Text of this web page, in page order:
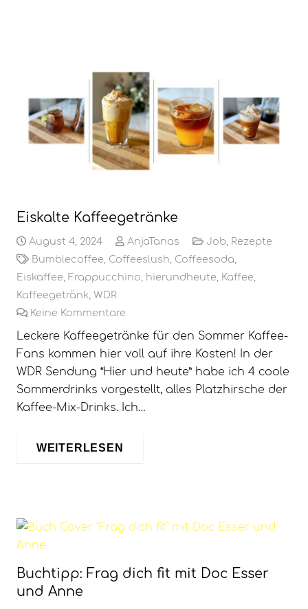
Eiskalte Kaffeegetränke
August 4, 2024 AnjaTanas Job, Rezepte
Bumblecoffee, Coffeeslush, Coffeesoda,
Eiskaffee, Frappucchino, hierundheute, Kaffee,
Kaffeegetränk, WDR
Keine Kommentare
Leckere Kaffeegetränke für den Sommer Kaffee-
Fans kommen hier voll auf ihre Kosten! In der
WDR Sendung “Hier und heute” habe ich 4 coole
Sommerdrinks vorgestellt, alles Platzhirsche der
Kaffee-Mix-Drinks. Ich…
WEITERLESEN
Buchtipp: Frag dich fit mit Doc Esser
und Anne